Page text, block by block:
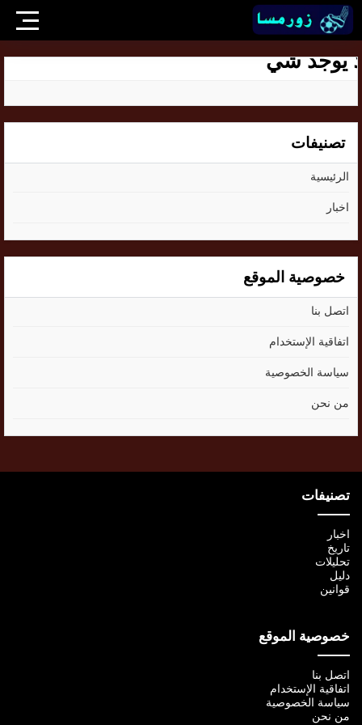
يوجد شي
تصنيفات
الرئيسية
اخبار
خصوصية الموقع
اتصل بنا
اتفاقية الإستخدام
سياسة الخصوصية
من نحن
تصنيفات
اخبار
تاريخ
تحليلات
دليل
قوانين
خصوصية الموقع
اتصل بنا
اتفاقية الإستخدام
سياسة الخصوصية
من نحن